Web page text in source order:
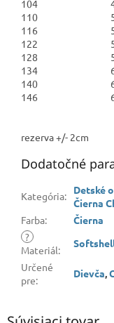
104
110
116
122
128
134
140
146
rezerva +/- 2cm
Dodatočné
Kategória: Detské
Čierna
Farba:
Čierna
?
Materiál:
Určené
pre:
Dievča,